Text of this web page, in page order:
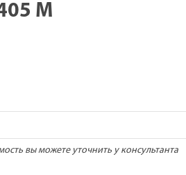
M
вы можете уточнить у консультанта